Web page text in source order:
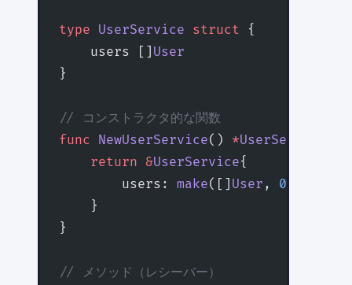
type UserService struct {
    users []
User
}
// コンストラクタ的な関数
func NewUserService() *UserService
    return
&UserService{
        users:
make([] User , 0
    }
}
// メソッド（レシーバー）